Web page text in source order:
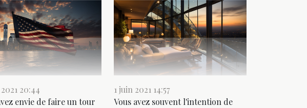
20:44
envie de faire un tour
1 juin 2021 14:57
Vous avez souvent l'intention de